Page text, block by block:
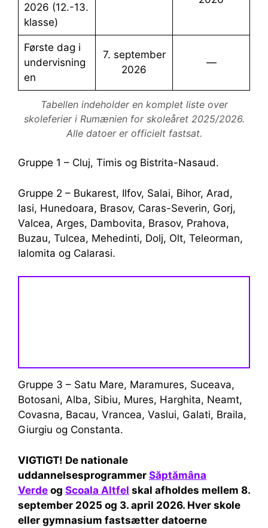
2026 (12.-13.
klasse)
Første dag i
undervisning
en
7. september
2026
—
Tabellen indeholder en komplet liste over
skoleferier i Rumænien for skoleåret 2025/2026.
Alle datoer er officielt fastsat.
Gruppe 1 – Cluj, Timis og Bistrita-Nasaud.
Gruppe 2 – Bukarest, Ilfov, Salai, Bihor, Arad,
Iasi, Hunedoara, Brasov, Caras-Severin, Gorj,
Valcea, Arges, Dambovita, Brasov, Prahova,
Buzau, Tulcea, Mehedinti, Dolj, Olt, Teleorman,
Ialomita og Calarasi.
Gruppe 3 – Satu Mare, Maramures, Suceava,
Botosani, Alba, Sibiu, Mures, Harghita, Neamt,
Covasna, Bacau, Vrancea, Vaslui, Galati, Braila,
Giurgiu og Constanta.
VIGTIGT! De nationale
uddannelsesprogrammer Săptămâna
Verde og Scoala Altfel skal afholdes mellem 8.
september 2025 og 3. april 2026. Hver skole
eller gymnasium fastsætter datoerne